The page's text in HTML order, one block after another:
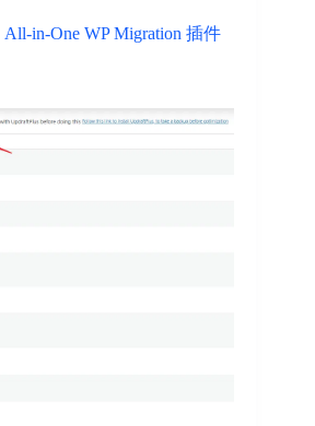
All-in-One WP Migration 插件